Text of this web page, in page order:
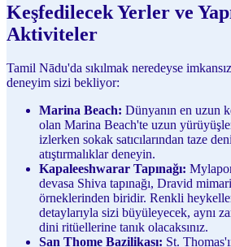
Keşfedilecek Yerler ve
Aktiviteler
Tamil Nādu'da sıkılmak neredeyse
deneyim sizi bekliyor:
Marina Beach: Dünyanın en uzun
olan Marina Beach'te uzun
izlerken sokak satıcılarından taze
atıştırmalıklar deneyin.
Kapaleeshwarar Tapınağı:
devasa Shiva tapınağı, Dravid
örneklerinden biridir. Renkli
detaylarıyla sizi büyüleyecek, aynı
dini ritüellerine tanık olacaksınız.
San Thome Bazilikası: St.